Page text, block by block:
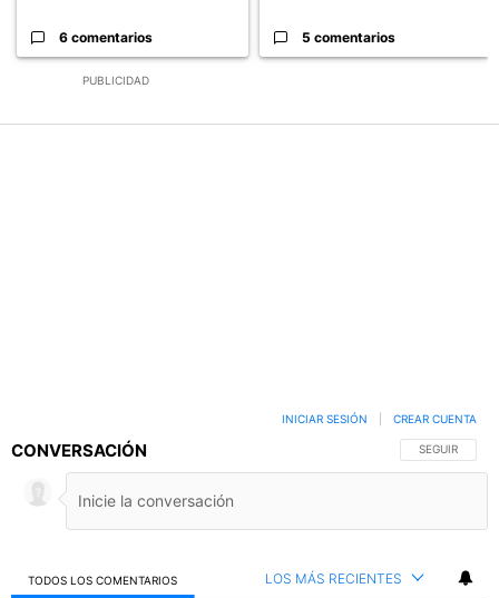
PUBLICIDAD
6 comentarios 5 comentarios
CONVERSACIÓN SIGA ESTA
SEGUIR
INICIAR SESIÓN CREAR CUENTA
TODOS LOS COMENTARIOS LOS MÁS RECIENTES